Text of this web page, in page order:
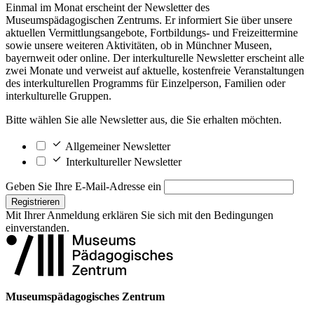
Einmal im Monat erscheint der Newsletter des
Museumspädagogischen Zentrums. Er informiert Sie über unsere
aktuellen Vermittlungsangebote, Fortbildungs- und Freizeittermine
sowie unsere weiteren Aktivitäten, ob in Münchner Museen,
bayernweit oder online. Der interkulturelle Newsletter erscheint alle
zwei Monate und verweist auf aktuelle, kostenfreie Veranstaltungen
des interkulturellen Programms für Einzelperson, Familien oder
interkulturelle Gruppen.
Bitte wählen Sie alle Newsletter aus, die Sie erhalten möchten.
Allgemeiner Newsletter
Interkultureller Newsletter
Geben Sie Ihre E-Mail-Adresse ein
Registrieren
Mit Ihrer Anmeldung erklären Sie sich mit den Bedingungen
einverstanden.
Museumspädagogisches Zentrum